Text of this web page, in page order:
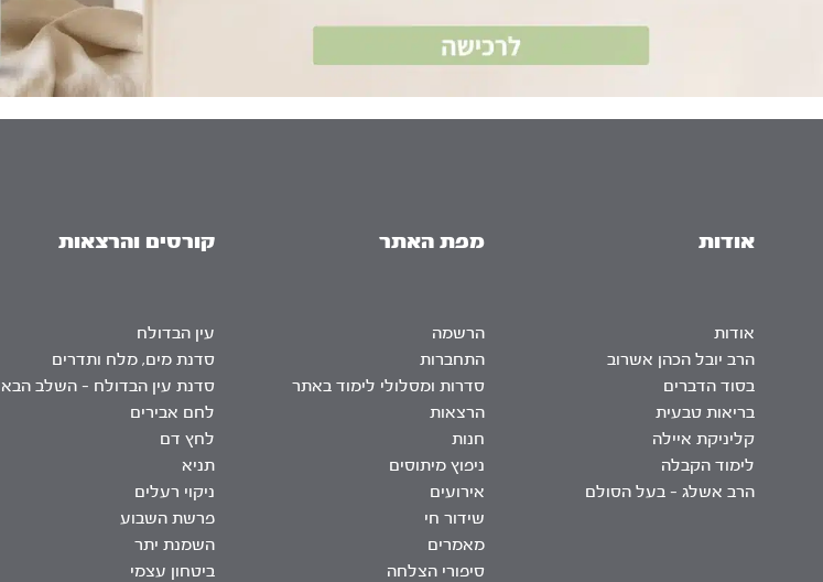
אודות
אודות
הרב יובל הכהן אשרוב
בסוד הדברים
בריאות טבעית
קליניקת איילה
לימוד הקבלה
הרב אשלג – בעל הסולם
מפת האתר
הרשמה
התחברות
סדרות ומסלולי לימוד באתר
הרצאות
חנות
ניפוץ מיתוסים
אירועים
שידור חי
מאמרים
סיפורי הצלחה
קורסים והרצאות
עין הבדולח
סדנת מים, מלח ותדרים
סדנת עין הבדולח – השלב הבא
לחם אבירים
לחץ דם
תניא
ניקוי רעלים
פרשת השבוע
השמנת יתר
ביטחון עצמי